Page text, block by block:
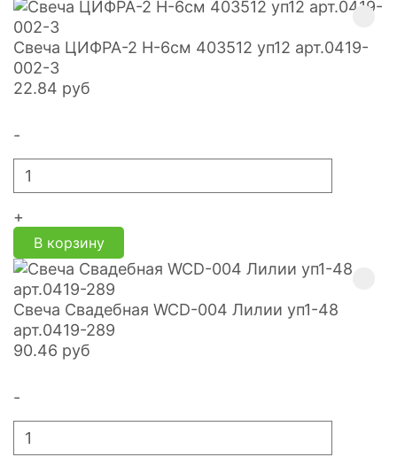
Свеча ЦИФРА-2 H-6см 403512 уп12 арт.0419-
002-3
22.84 руб
-
+
В корзину
Свеча Свадебная WCD-004 Лилии уп1-48
арт.0419-289
90.46 руб
-